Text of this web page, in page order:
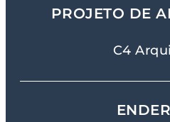
PROJETO DE
C4